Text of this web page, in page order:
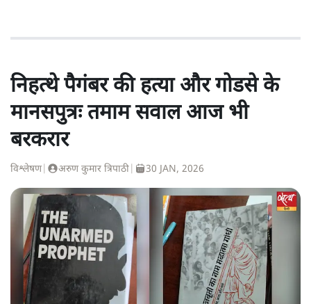
निहत्थे पैगंबर की हत्या और गोडसे के
मानसपुत्रः तमाम सवाल आज भी
बरकरार
विश्लेषण| अरुण कुमार त्रिपाठी 30 JAN, 2026